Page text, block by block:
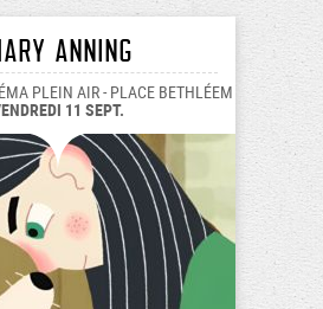
Anning
PLEIN AIR - PLACE BETHLÉEM
11 SEPT.